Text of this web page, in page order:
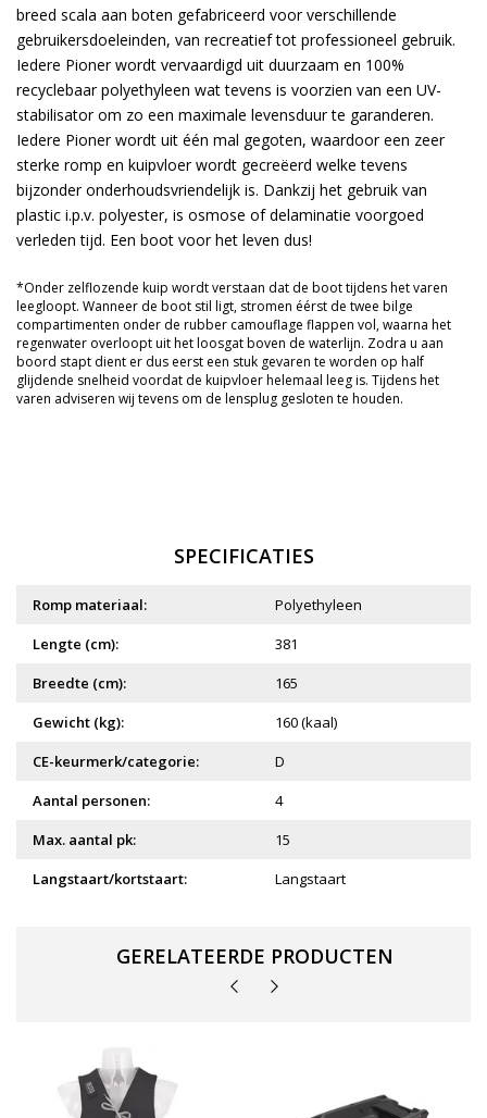
breed scala aan boten gefabriceerd voor verschillende
gebruikersdoeleinden, van recreatief tot professioneel gebruik.
Iedere Pioner wordt vervaardigd uit duurzaam en 100%
recyclebaar polyethyleen wat tevens is voorzien van een UV-
stabilisator om zo een maximale levensduur te garanderen.
Iedere Pioner wordt uit één mal gegoten, waardoor een zeer
sterke romp en kuipvloer wordt gecreëerd welke tevens
bijzonder onderhoudsvriendelijk is. Dankzij het gebruik van
plastic i.p.v. polyester, is osmose of delaminatie voorgoed
verleden tijd. Een boot voor het leven dus!
*Onder zelflozende kuip wordt verstaan dat de boot tijdens het varen
leegloopt. Wanneer de boot stil ligt, stromen éérst de twee bilge
compartimenten onder de rubber camouflage flappen vol, waarna het
regenwater overloopt uit het loosgat boven de waterlijn. Zodra u aan
boord stapt dient er dus eerst een stuk gevaren te worden op half
glijdende snelheid voordat de kuipvloer helemaal leeg is. Tijdens het
varen adviseren wij tevens om de lensplug gesloten te houden.
SPECIFICATIES
Romp materiaal:
Polyethyleen
Lengte (cm):
381
Breedte (cm):
165
Gewicht (kg):
160 (kaal)
CE-keurmerk/categorie:
D
Aantal personen:
4
Max. aantal pk:
15
Langstaart/kortstaart:
Langstaart
GERELATEERDE PRODUCTEN